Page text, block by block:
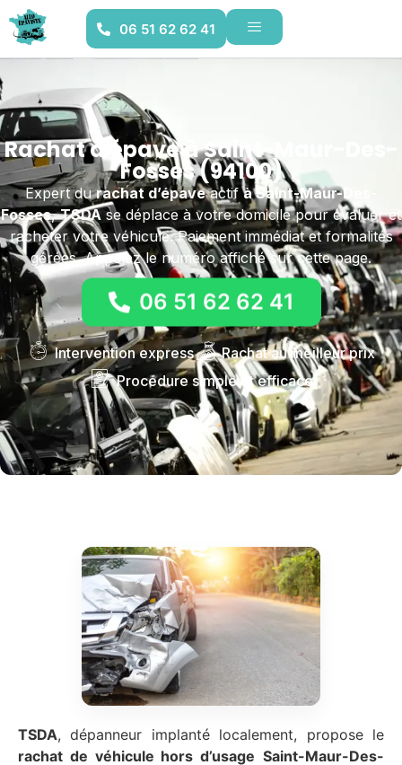
06 51 62 62 41
Rachat d'épave à Saint-Maur-Des-
Fosses (94100)
Expert durachat d’épaveactifà Saint-Maur-Des-
Fosses,TSDAse déplace à votre domicile pour évaluer et
racheter votre véhicule. Paiement immédiat et formalités
gérées. Appelez le numéro affiché sur cette page.
06 51 62 62 41
Intervention express
Rachat au meilleur prix
Procédure simple et efficace
TSDA, dépanneur implanté localement, propose le
rachat de véhicule hors d’usage Saint-Maur-Des-